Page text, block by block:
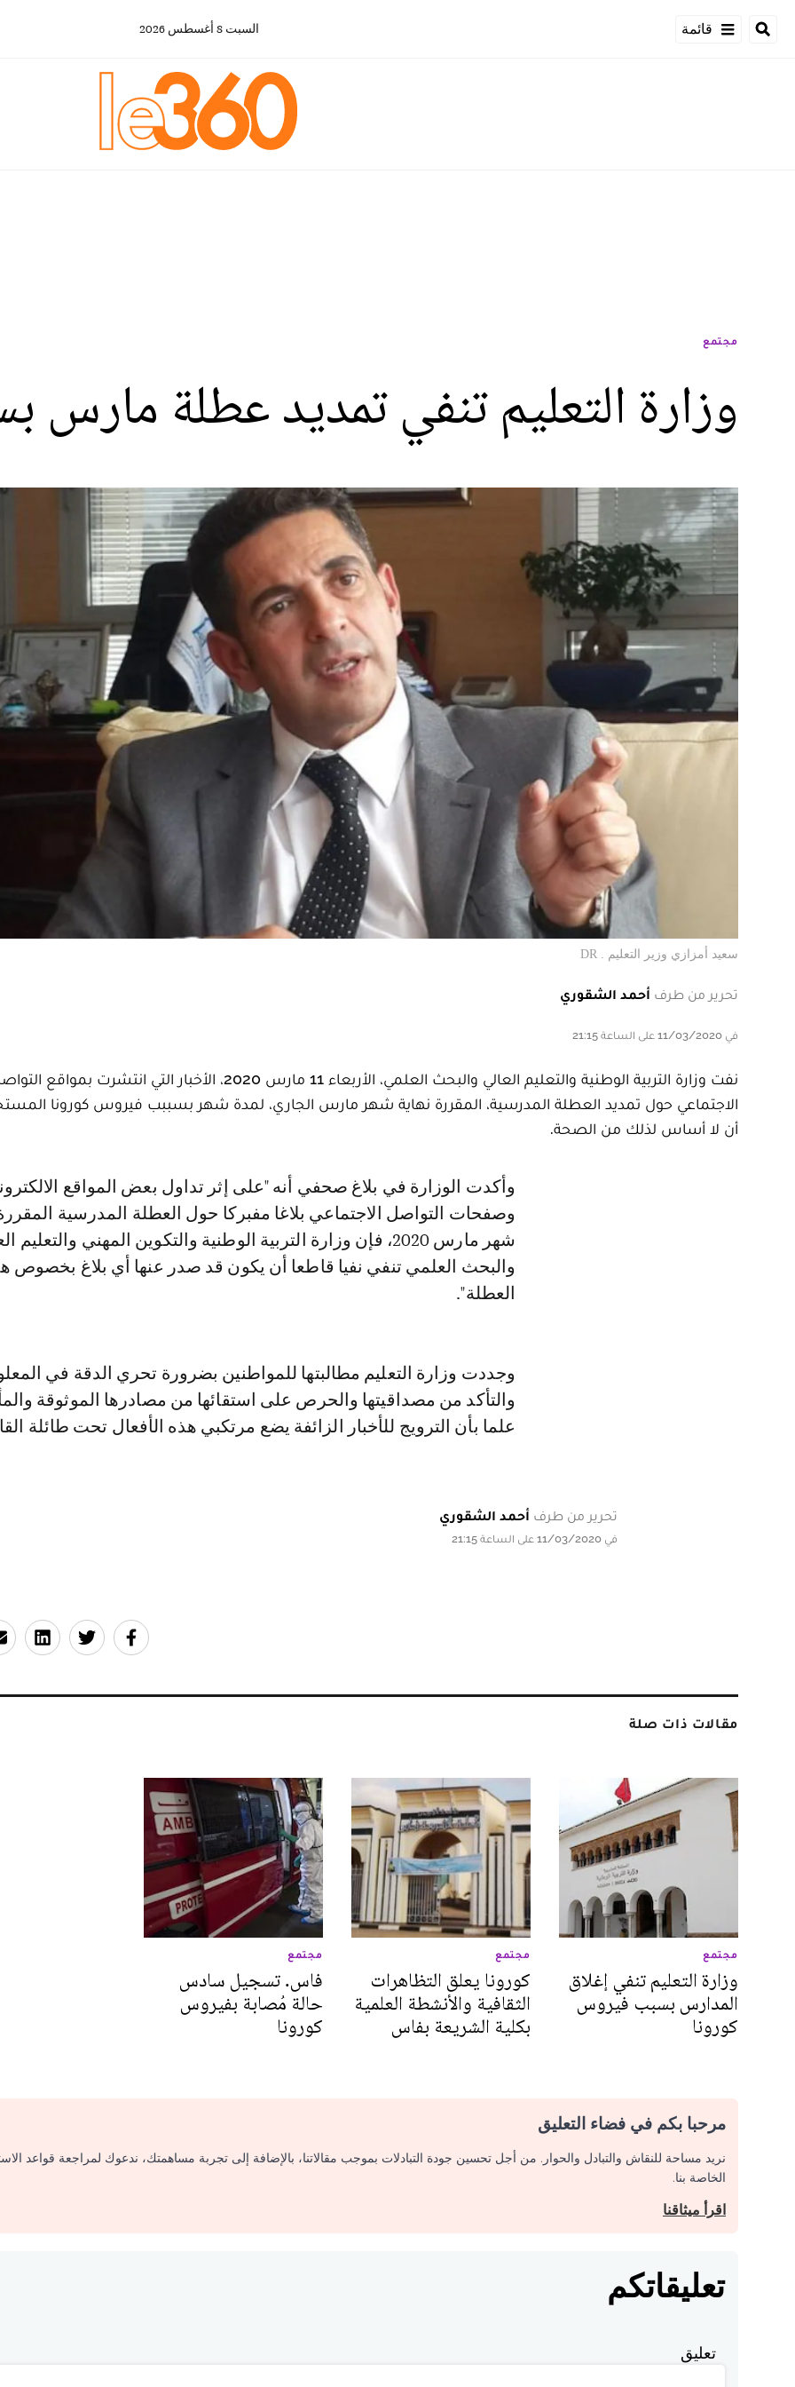
قائمة السبت 8 أغسطس 2026
مجتمع
وزارة التعليم تنفي تمديد عطلة مارس
سعيد أمزازي وزير التعليم . DR
تحرير من طرف أحمد الشقوري
في 11/03/2020 على الساعة 21:15
نفت وزارة التربية الوطنية والتعليم العالي والبحث العلمي، الأربعاء 11 مارس 2020، الأخبار التي انتشرت بمواقع
الاجتماعي حول تمديد العطلة المدرسية، المقررة نهاية شهر مارس الجاري، لمدة شهر بسببب فيروس كورونا
أن لا أساس لذلك من الصحة.
وأكدت الوزارة في بلاغ صحفي أنه "على إثر تداول بعض المواقع الالكترونية
وصفحات التواصل الاجتماعي بلاغا مفبركا حول العطلة المدرسية
شهر مارس 2020، فإن وزارة التربية الوطنية والتكوين المهني والتعليم
والبحث العلمي تنفي نفيا قاطعا أن يكون قد صدر عنها أي بلاغ بخصوص
العطلة".
وجددت وزارة التعليم مطالبتها للمواطنين بضرورة تحري الدقة في
والتأكد من مصداقيتها والحرص على استقائها من مصادرها الموثوقة
علما بأن الترويج للأخبار الزائفة يضع مرتكبي هذه الأفعال تحت طائلة
تحرير من طرف أحمد الشقوري
في 11/03/2020 على الساعة 21:15
مقالات ذات صلة
مجتمع
وزارة التعليم تنفي إغلاق
المدارس بسبب فيروس
كورونا
مجتمع
كورونا يعلق التظاهرات
الثقافية والأنشطة العلمية
بكلية الشريعة بفاس
مجتمع
فاس. تسجيل سادس
حالة مُصابة بفيروس
كورونا
مرحبا بكم في فضاء التعليق
نريد مساحة للنقاش والتبادل والحوار. من أجل تحسين جودة التبادلات بموجب مقالاتنا، بالإضافة إلى تجربة مساهمتك، ندعوك لمراجعة قواعد
الخاصة بنا.
اقرأ ميثاقنا
تعليقاتكم
تعليق